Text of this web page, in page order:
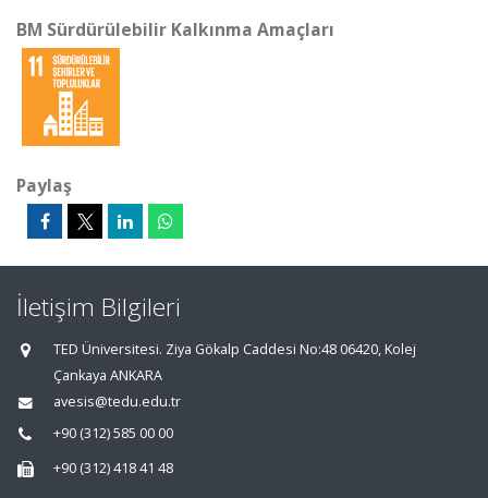
BM Sürdürülebilir Kalkınma Amaçları
Paylaş
İletişim Bilgileri
TED Üniversitesi. Ziya Gökalp Caddesi No:48 06420, Kolej
Çankaya ANKARA
avesis@tedu.edu.tr
+90 (312) 585 00 00
+90 (312) 418 41 48